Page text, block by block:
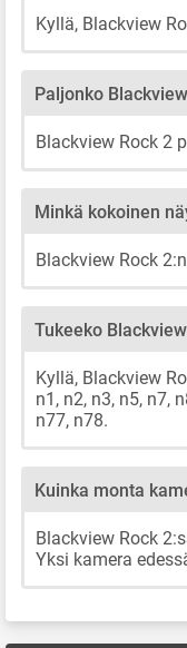
Kyllä, Blackview
Paljonko
Blackview Rock 2
Minkä kokoinen
Blackview Rock
Tukeeko
Kyllä, Blackview
n1, n2, n3, n5, n7,
n77, n78.
Kuinka monta
Blackview Rock
Yksi kamera